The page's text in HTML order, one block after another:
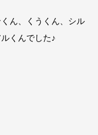
ん、くうくん、シル
くんでした♪